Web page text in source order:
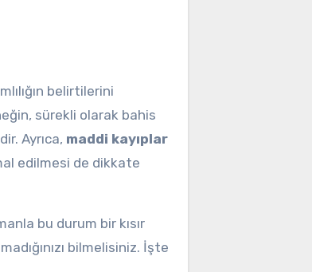
belirtilerini
sürekli olarak bahis
Ayrıca, maddi kayıplar
edilmesi de dikkate
bu durum bir kısır
bilmelisiniz. İşte